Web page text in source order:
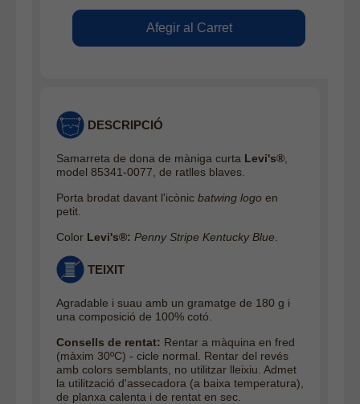
DESCRIPCIÓ
Samarreta de dona de màniga curta Levi's®
model 85341-0077, de ratlles blaves.
Porta brodat davant l'icònic batwing logo en
petit.
Color Levi's®: Penny Stripe Kentucky Blue
TEIXIT
Agradable i suau amb un gramatge de 180 g i
una composició de 100% cotó.
Consells de rentat: Rentar a màquina en fred
(màxim 30ºC) - cicle normal. Rentar del revés
amb colors semblants, no utilitzar lleixiu. Admet
la utilització d'assecadora (a baixa temperatura),
de planxa calenta i de rentat en sec.